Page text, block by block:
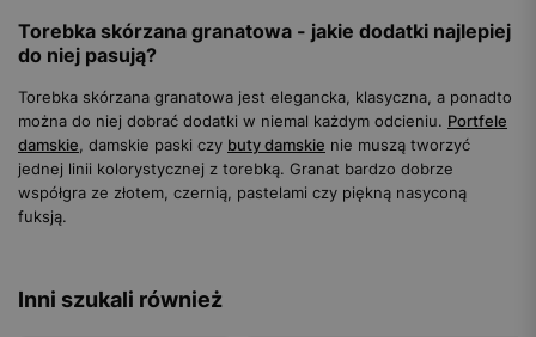
Torebka skórzana granatowa - jakie dodatki najlepiej
do niej pasują?
Torebka skórzana granatowa jest elegancka, klasyczna, a ponadto
można do niej dobrać dodatki w niemal każdym odcieniu. Portfele
damskie , damskie paski czy buty damskie nie muszą tworzyć
jednej linii kolorystycznej z torebką. Granat bardzo dobrze
współgra ze złotem, czernią, pastelami czy piękną nasyconą
fuksją.
Inni szukali również